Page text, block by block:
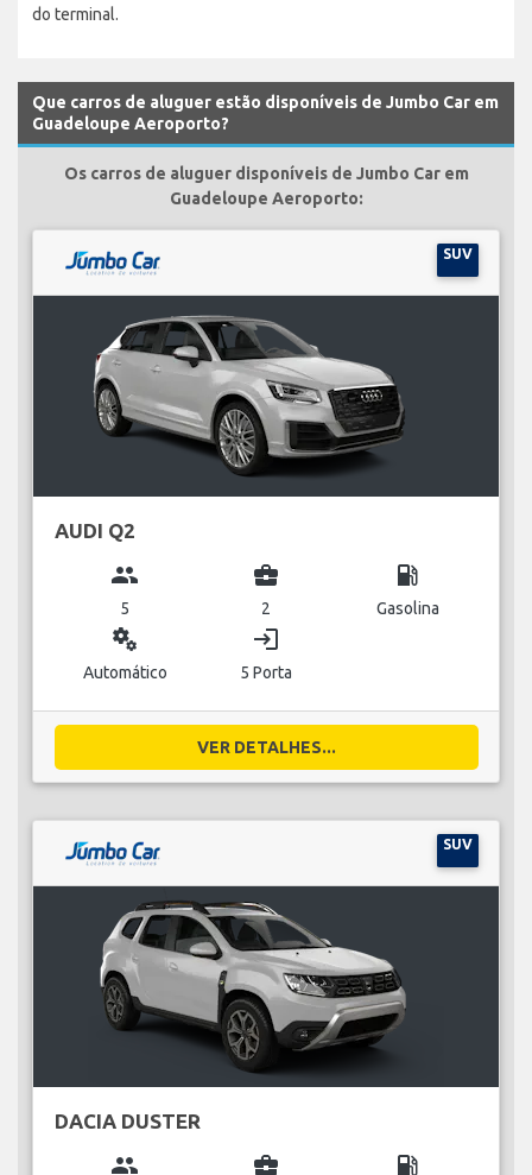
do terminal.
Que carros de aluguer estão disponíveis de Jumbo Car em
Guadeloupe Aeroporto?
Os carros de aluguer disponíveis de Jumbo Car em
Guadeloupe Aeroporto:
SUV
AUDI Q2
group
5
business_center
2
local_gas_station
Gasolina
miscellaneous_services
Automático
login
5 Porta
VER DETALHES...
SUV
DACIA DUSTER
group business_center local_gas_station